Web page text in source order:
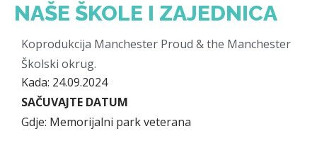
NAŠE ŠKOLE I ZAJEDNICA
Koprodukcija Manchester Proud & the Manchester
Školski okrug.
Kada: 24.09.2024
SAČUVAJTE DATUM
Gdje: Memorijalni park veterana